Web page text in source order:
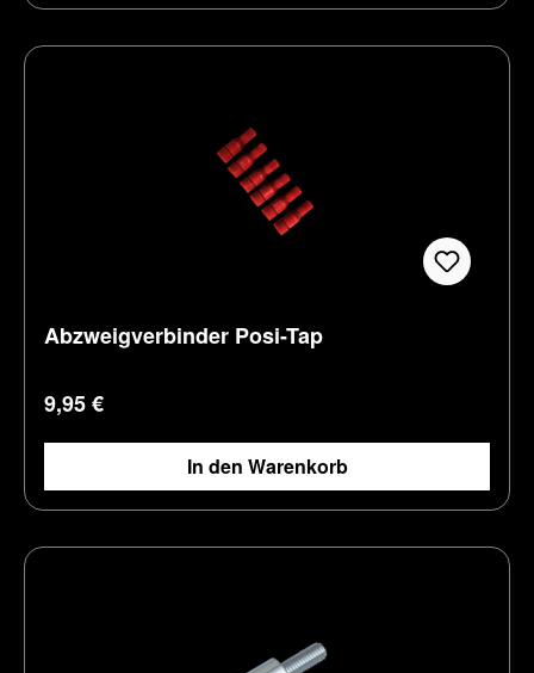
Abzweigverbinder Posi-Tap
Regulärer Preis:
9,95 €
In den Warenkorb